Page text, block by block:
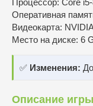
Процессор: Core
Оперативная
Видеокарта:
Место на диске: 6
✅ Изменения:
Описание